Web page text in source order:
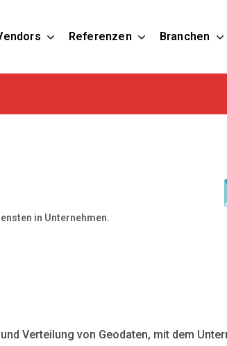
Referenzen Branchen
in Unternehmen.
Verteilung von Geodaten, mit dem